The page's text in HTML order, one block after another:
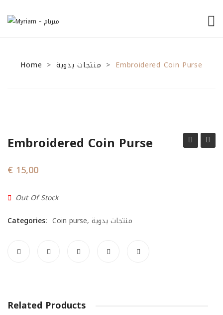
من نحن
Financial Tips
Home > منتجات يدوية > Embroidered Coin Purse
Embroidered Coin Purse
€ 15,00
Out Of Stock
Categories: Coin purse, منتجات يدوية
Related Products